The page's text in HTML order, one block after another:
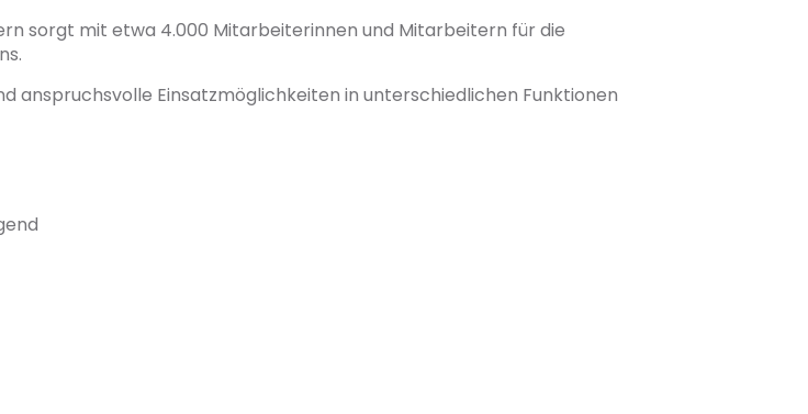
sorgt mit etwa 4.000 Mitarbeiterinnen und Mitarbeitern für die
anspruchsvolle Einsatzmöglichkeiten in unterschiedlichen Funktionen